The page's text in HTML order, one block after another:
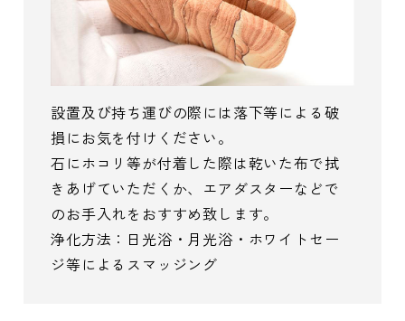
設置及び持ち運びの際には落下等による破
損にお気を付けください。
石にホコリ等が付着した際は乾いた布で拭
きあげていただくか、エアダスターなどで
のお手入れをおすすめ致します。
浄化方法：日光浴・月光浴・ホワイトセー
ジ等によるスマッジング